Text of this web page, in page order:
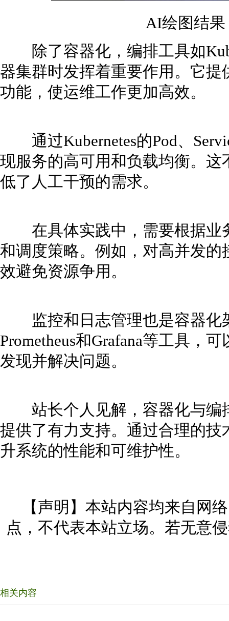
AI绘图结
除了容器化，编排工具如
器集群时发挥着重要作用。它
功能，使运维工作更加高效。
通过Kubernetes的Pod、
现服务的高可用和负载均衡。
低了人工干预的需求。
在具体实践中，需要根据业
和调度策略。例如，对高并发
效避免资源争用。
监控和日志管理也是容器化
Prometheus和Grafana等工具，
发现并解决问题。
站长个人见解，容器化与编
提供了有力支持。通过合理的
升系统的性能和可维护性。
【声明】本站内容均来自网
点，不代表本站立场。若无意
相关内容